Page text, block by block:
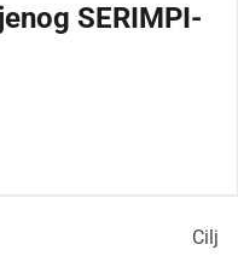
SERIMPI-
Cilj